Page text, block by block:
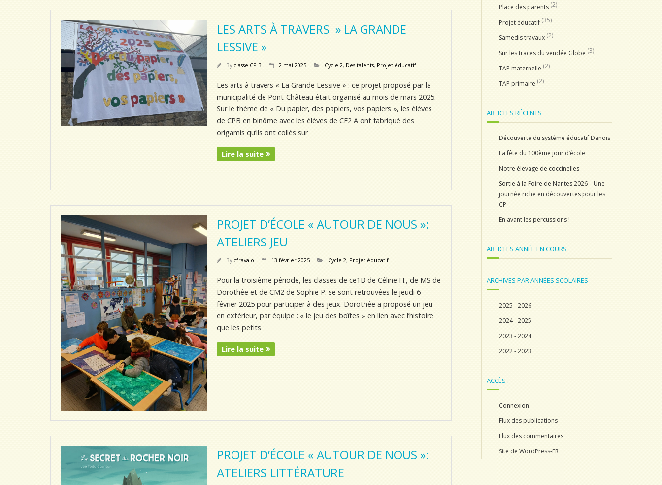
LES ARTS À TRAVERS » LA GRANDE
LESSIVE »
By classe CP B 2 mai 2025 Cycle 2, Des talents, Projet éducatif
Les arts à travers « La Grande Lessive » : ce projet proposé par la
municipalité de Pont-Château était organisé au mois de mars 2025.
Sur le thème de « Du papier, des papiers, vos papiers », les élèves
de CPB en binôme avec les élèves de CE2 A ont fabriqué des
origamis qu’ils ont collés sur
Lire la suite
PROJET D’ÉCOLE « AUTOUR DE NOUS »:
ATELIERS JEU
By cfravalo 13 février 2025 Cycle 2, Projet éducatif
Pour la troisième période, les classes de ce1B de Céline H., de MS de
Dorothée et de CM2 de Sophie P. se sont retrouvées le jeudi 6
février 2025 pour participer à des jeux. Dorothée a proposé un jeu
en extérieur, par équipe : « le jeu des boîtes » en lien avec l’histoire
que les petits
Lire la suite
PROJET D’ÉCOLE « AUTOUR DE NOUS »:
ATELIERS LITTÉRATURE
Place des parents (2)
Projet éducatif (35)
Samedis travaux (2)
Sur les traces du vendée Globe (3)
TAP maternelle (2)
TAP primaire (2)
ARTICLES RÉCENTS
Découverte du système éducatif Danois
La fête du 100ème jour d’école
Notre élevage de coccinelles
Sortie à la Foire de Nantes 2026 – Une
journée riche en découvertes pour les
CP
En avant les percussions !
ARTICLES ANNÉE EN COURS
ARCHIVES PAR ANNÉES SCOLAIRES
2025 - 2026
2024 - 2025
2023 - 2024
2022 - 2023
ACCÈS :
Connexion
Flux des publications
Flux des commentaires
Site de WordPress-FR